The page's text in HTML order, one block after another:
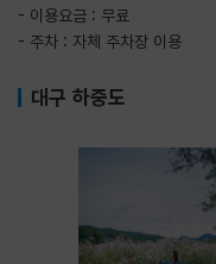
- 이용요금 : 무료
- 주차 : 자체 주차장 이용
대구 하중도